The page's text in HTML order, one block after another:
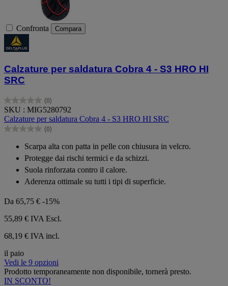
Confronta Compara
Calzature per saldatura Cobra 4 - S3 HRO HI
SRC
(0)
0.0
su
5
stelle.
SKU : MIG5280792
Calzature per saldatura Cobra 4 - S3 HRO HI SRC
(0)
0.0
stelle.
Scarpa alta con patta in pelle con chiusura in velcro.
Protegge dai rischi termici e da schizzi.
Suola rinforzata contro il calore.
Aderenza ottimale su tutti i tipi di superficie.
Da 65,75 € -15%
55,89 € IVA Escl.
68,19 € IVA incl.
il paio
Vedi le 9 opzioni
Prodotto temporaneamente non disponibile, tornerà presto.
IN SCONTO!